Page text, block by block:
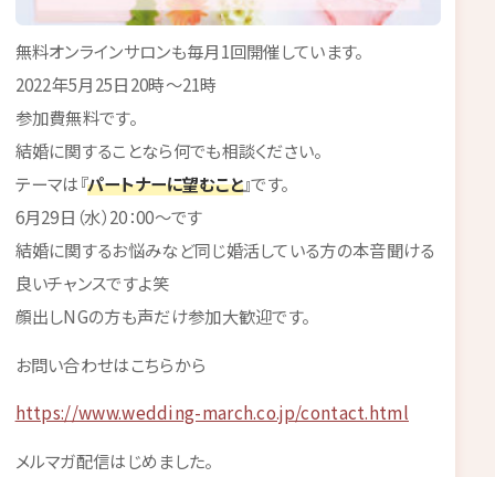
無料オンラインサロンも毎月1回開催しています。
2022年5月25日20時～21時
参加費無料です。
結婚に関することなら何でも相談ください。
テーマは『パートナーに望むこと』です。
6月29日（水）20：00～です
結婚に関するお悩みなど同じ婚活している方の本音聞ける
良いチャンスですよ笑
顔出しNGの方も声だけ参加大歓迎です。
お問い合わせはこちらから
https://www.wedding-march.co.jp/contact.html
メルマガ配信はじめました。